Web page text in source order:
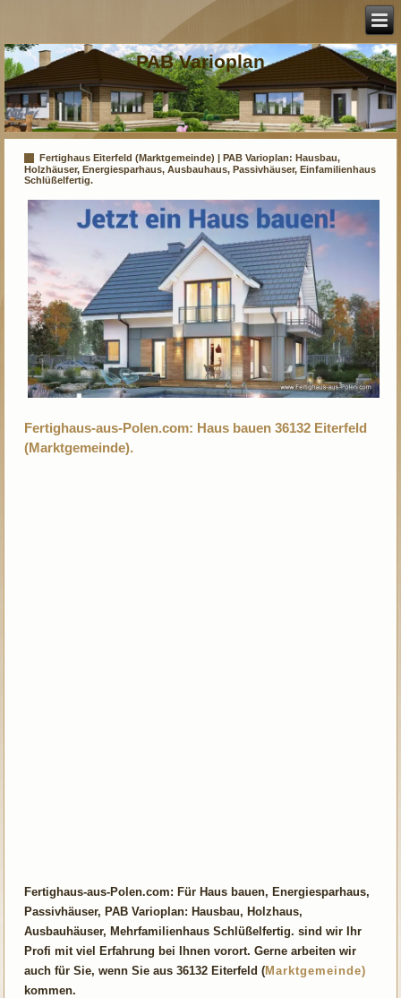
PAB Varioplan
Fertighaus Eiterfeld (Marktgemeinde) | PAB Varioplan: Hausbau,
Holzhäuser, Energiesparhaus, Ausbauhaus, Passivhäuser, Einfamilienhaus
Schlüßelfertig.
Fertighaus-aus-Polen.com: Haus bauen 36132 Eiterfeld
(Marktgemeinde).
Fertighaus-aus-Polen.com: Für Haus bauen, Energiesparhaus,
Passivhäuser, PAB Varioplan: Hausbau, Holzhaus,
Ausbauhäuser, Mehrfamilienhaus Schlüßelfertig. sind wir Ihr
Profi mit viel Erfahrung bei Ihnen vorort. Gerne arbeiten wir
auch für Sie, wenn Sie aus 36132 Eiterfeld (Marktgemeinde)
kommen.